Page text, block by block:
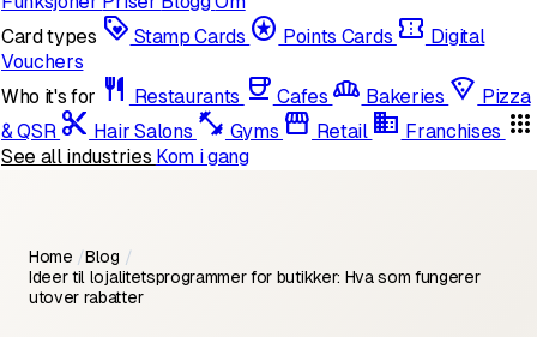
Card types loyalty Stamp Cards stars Points Cards confirmation_number Digital
Vouchers
Who it's for restaurant Restaurants coffee Cafes bakery_dining Bakeries local_pizza Pizza
& QSR content_cut Hair Salons fitness_center Gyms storefront Retail domain Franchises apps
See all industries Kom i gang
Home /Blog /
Ideer til lojalitetsprogrammer for butikker: Hva som fungerer
utover rabatter